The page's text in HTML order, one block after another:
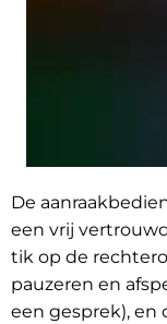
De
een vrij
tik op de
pauzeren en
een gesprek), en